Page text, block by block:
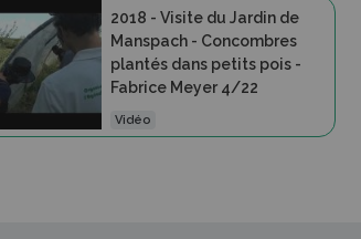
2018 - Visite du Jardin de
Manspach - Concombres
plantés dans petits pois -
Fabrice Meyer 4/22
Vidéo